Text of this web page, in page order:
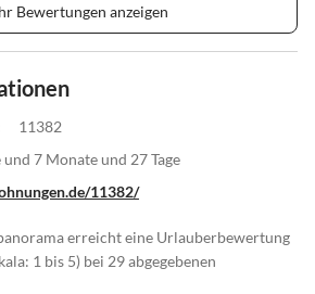
Bewertungen anzeigen
11382
und 7 Monate und 27 Tage
11382/
erreicht eine Urlauberbewertung
1 bis 5) bei 29 abgegebenen